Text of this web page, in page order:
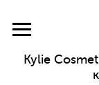
Kylie